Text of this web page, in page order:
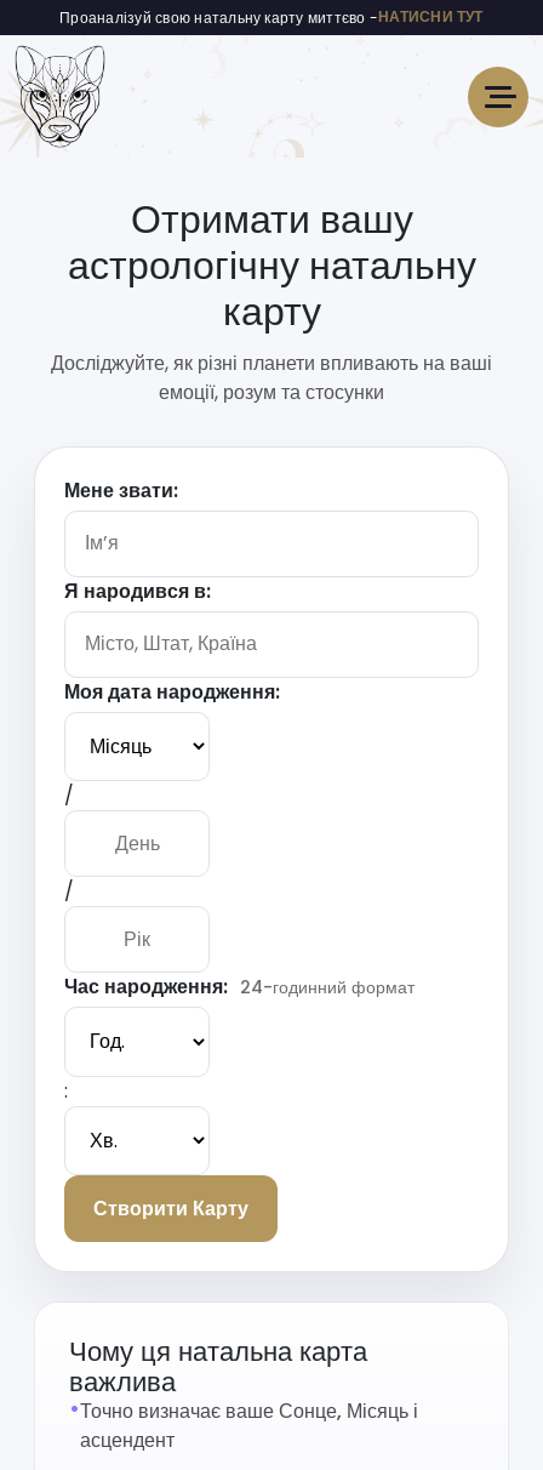
Проаналізуй свою натальну карту миттєво -НАТИСНИ ТУТ
Отримати вашу
астрологічну натальну
карту
Досліджуйте, як різні планети впливають на ваші
емоції, розум та стосунки
Мене звати:
Я народився в:
Моя дата народження:
/
/
Час народження: 24-годинний формат
:
Створити Карту
Чому ця натальна карта
важлива
Точно визначає ваше Сонце, Місяць і
асцендент